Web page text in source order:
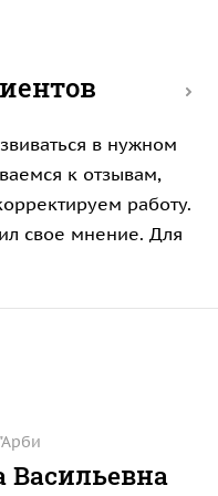
в нужном
к отзывам,
работу.
свое мнение. Для